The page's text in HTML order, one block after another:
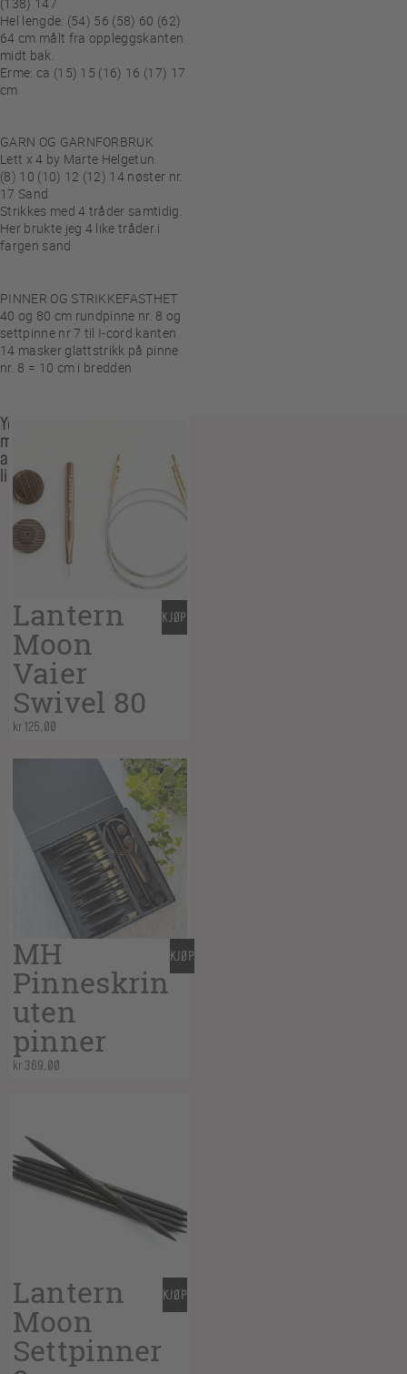
Hel lengde: (54) 56 (58) 60 (62)
64 cm målt fra oppleggskanten
midt bak.
Erme: ca (15) 15 (16) 16 (17) 17
cm
GARN OG GARNFORBRUK
Lett x 4 by Marte Helgetun
(8) 10 (10) 12 (12) 14 nøster nr.
17 Sand
Strikkes med 4 tråder samtidig.
Her brukte jeg 4 like tråder i
fargen sand
PINNER OG STRIKKEFASTHET
40 og 80 cm rundpinne nr. 8 og
settpinne nr 7 til I-cord kanten
14 masker glattstrikk på pinne
nr. 8 = 10 cm i bredden
You
may
also
like…
Lantern
Moon
Vaier
Swivel 80
kr125,00
KJØP
MH
Pinneskrin
uten
pinner
kr369,00
KJØP
Lantern
Moon
Settpinner
KJØP